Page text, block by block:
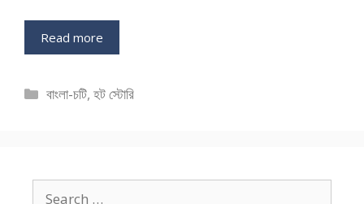
Read more
Categories
বাংলা-চটি,হট স্টোরি